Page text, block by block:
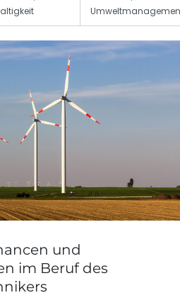
und
im Beruf des